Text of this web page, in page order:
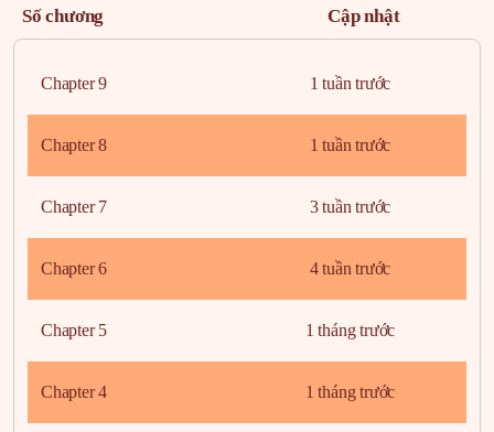
Số chương Cập nhật
Chapter 9 1 tuần trước
Chapter 8 1 tuần trước
Chapter 7 3 tuần trước
Chapter 6 4 tuần trước
Chapter 5 1 tháng trước
Chapter 4 1 tháng trước